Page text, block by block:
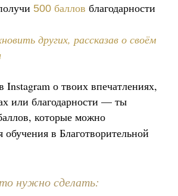
500 баллов благодарности
других, рассказав о своём
Instagram о твоих впечатлениях,
или благодарности — ты
которые можно
обучения в Благотворительной
нужно сделать: